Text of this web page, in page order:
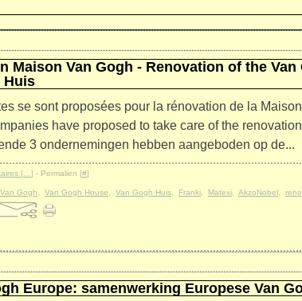
Maison Van Gogh - Renovation of the Van
Huis
se sont proposées pour la rénovation de la
have proposed to take care of the
3 ondernemingen hebben aangeboden op de...
[ ] - Permalien [#]
Gogh Van Gogh House Van Gogh Huis Franki Matexi AkzoNobel
Europe: samenwerking Europese Van